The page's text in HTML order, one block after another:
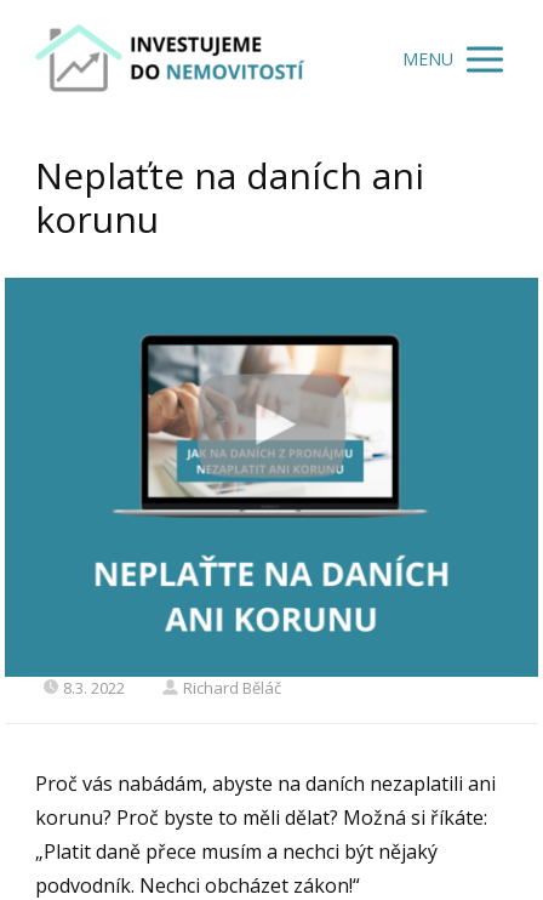
MENU
Neplaťte na daních ani
korunu
8.3. 2022 Richard Běláč
Proč vás nabádám, abyste na daních nezaplatili ani
korunu? Proč byste to měli dělat? Možná si říkáte:
„Platit daně přece musím a nechci být nějaký
podvodník. Nechci obcházet zákon!“